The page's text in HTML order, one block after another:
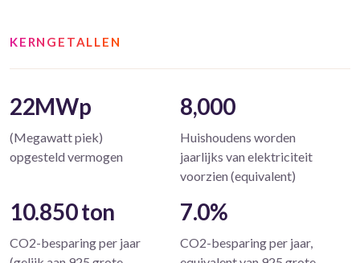
KERNGETALLEN
22MWp
(Megawatt piek)
opgesteld vermogen
8,000
Huishoudens worden
jaarlijks van elektriciteit
voorzien (equivalent)
10.850 ton
CO2-besparing per jaar
7.0%
CO2-besparing per jaar,